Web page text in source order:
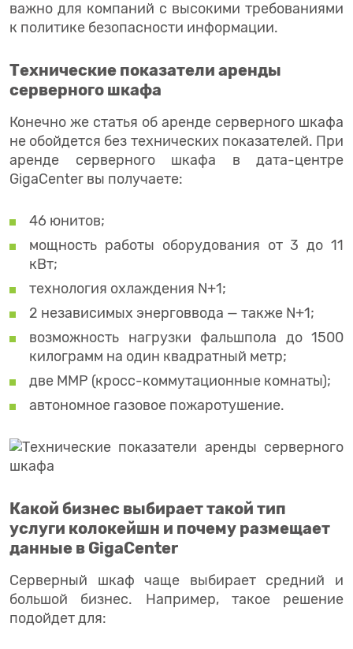
важно для компаний с высокими требованиями
к политике безопасности информации.
Технические показатели аренды
серверного шкафа
Конечно же статья об аренде серверного шкафа
не обойдется без технических показателей. При
аренде серверного шкафа в дата-центре
GigaCenter вы получаете:
46 юнитов;
мощность работы оборудования от 3 до 11
кВт;
технология охлаждения N+1;
2 независимых энерговвода — также N+1;
возможность нагрузки фальшпола до 1500
килограмм на один квадратный метр;
две ММР (кросс-коммутационные комнаты);
автономное газовое пожаротушение.
Какой бизнес выбирает такой тип
услуги колокейшн и почему размещает
данные в GigaCenter
Серверный шкаф чаще выбирает средний и
большой бизнес. Например, такое решение
подойдет для: